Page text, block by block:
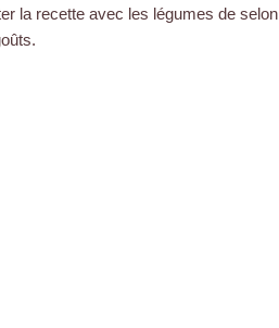
la recette avec les légumes de selon